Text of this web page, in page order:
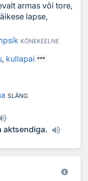
armas või tore,
lapse,
KÕNEKEELNE
, kullapai
SLÄNG
aktsendiga.